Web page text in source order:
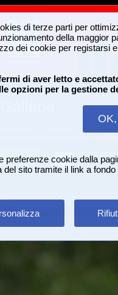
di terze parti per
della maggior
dei cookie per registarsi
di aver letto e
opzioni per la gestione
preferenze cookie dalla
del sito tramite il link a fondo
A A ?